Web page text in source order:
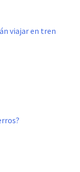
viajar en tren